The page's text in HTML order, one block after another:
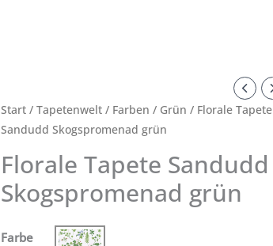
Start /Tapetenwelt / Farben / Grün / Florale Tapete
Sandudd Skogspromenad grün
Florale Tapete Sandudd
Skogspromenad grün
Farbe
Tapete
Sandudd
grün
Menge